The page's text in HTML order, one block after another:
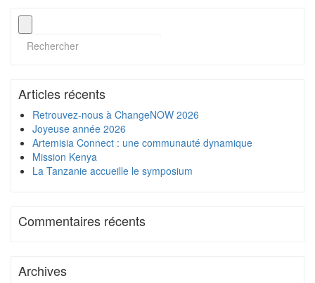
Articles récents
Retrouvez-nous à ChangeNOW 2026
Joyeuse année 2026
Artemisia Connect : une communauté dynamique
Mission Kenya
La Tanzanie accueille le symposium
Commentaires récents
Archives